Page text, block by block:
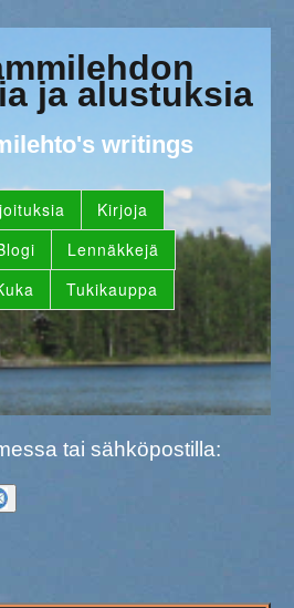
ja alustuksia
writings
Kirjoja
Lennäkkejä
Tukikauppa
tai sähköpostilla: